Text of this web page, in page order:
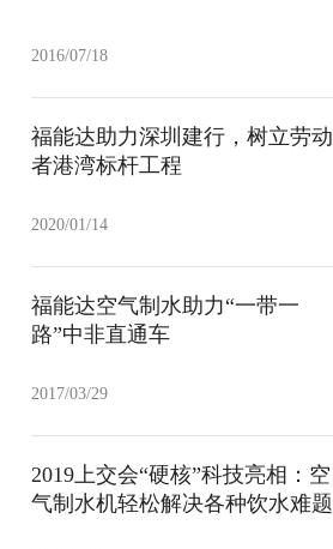
2016/07/18
福能达助力深圳建行，树立劳动
者港湾标杆工程
2020/01/14
福能达空气制水助力“一带一
路”中非直通车
2017/03/29
2019上交会“硬核”科技亮相：空
气制水机轻松解决各种饮水难题